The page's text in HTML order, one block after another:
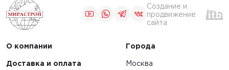
г.
нужны
строительных
Создание и
продвижение
сайта
О компании
Доставка и оплата
Города
Москва